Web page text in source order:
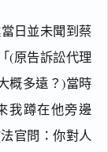
日並未聞到蔡
(原告訴訟代理
概多遠？)當時
我蹲在他旁邊
官問：你對人